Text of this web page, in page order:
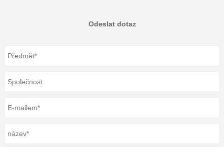
Odeslat dotaz